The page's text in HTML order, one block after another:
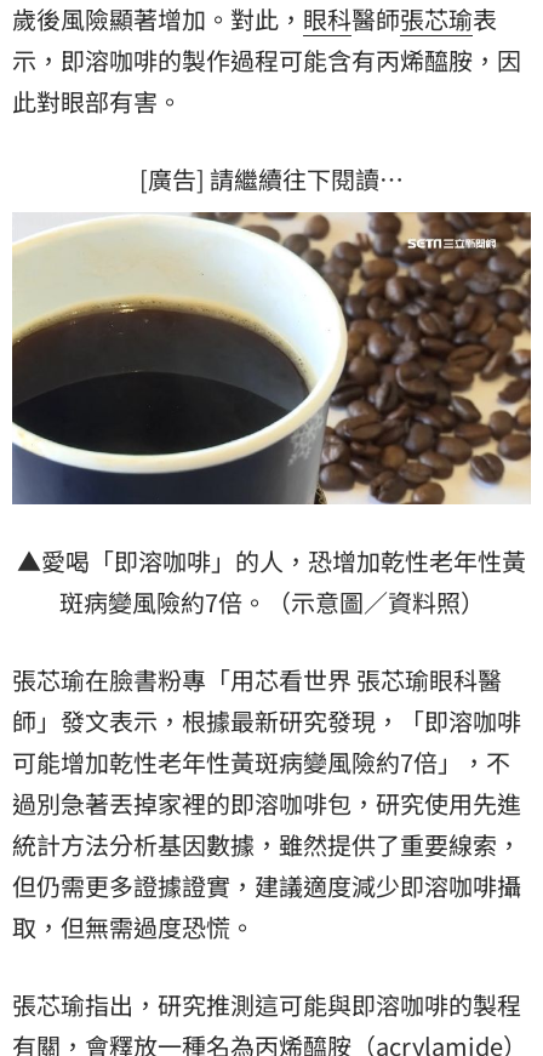
歲後風險顯著增加。對此， 眼科醫師張芯瑜表
示，即溶咖啡的製作過程可能含有丙烯醯胺，因
此對眼部有害。
[廣告] 請繼續往下閱讀…
▲愛喝「即溶咖啡」的人，恐增加乾性老年性黃
斑病變風險約7倍。（示意圖／資料照）
張芯瑜在臉書粉專「用芯看世界 張芯瑜眼科醫
師」發文表示，根據最新研究發現，「即溶咖啡
可能增加乾性老年性黃斑病變風險約7倍」，不
過別急著丟掉家裡的即溶咖啡包，研究使用先進
統計方法分析基因數據，雖然提供了重要線索，
但仍需更多證據證實，建議適度減少即溶咖啡攝
取，但無需過度恐慌。
張芯瑜指出，研究推測這可能與即溶咖啡的製程
有關，會釋放一種名為丙烯醯胺（acrylamide）